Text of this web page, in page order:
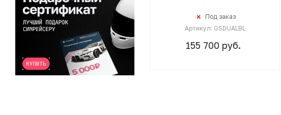
Под заказ
Артикул: GSDUALBL
155 700 руб.